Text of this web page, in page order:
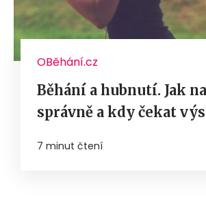
OBěhání.cz
Běhání a hubnutí. Jak
správně a kdy čekat
7 minut čtení